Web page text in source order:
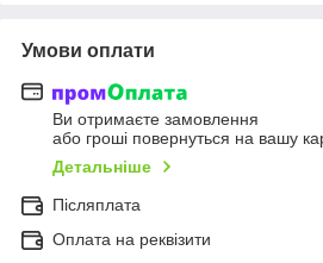
Умови оплати
Ви отримаєте замовлення
або гроші повернуться на вашу
Детальніше
Післяплата
Оплата на реквізити